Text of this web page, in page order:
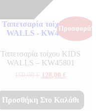
Προσφορά!
Ταπετσαρία τοίχου KIDS
WALLS – KW45801
160,00€ Original
was:
160,00 €.
128,00 €Η
τιμή
είναι:
128,00 €.
Προσθήκη Στο Καλάθι